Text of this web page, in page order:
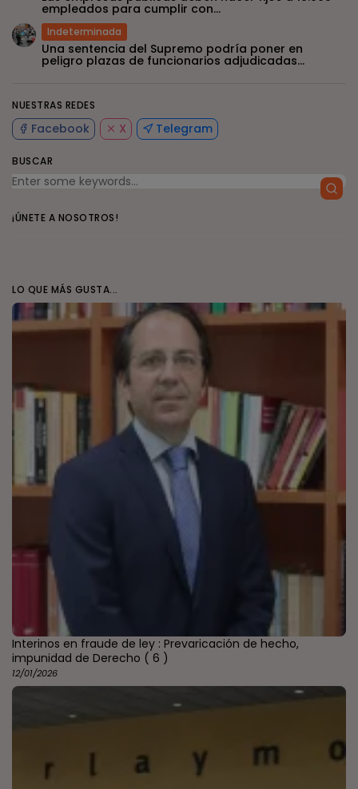
NUESTRAS REDES
Facebook X Telegram
BUSCAR
¡ÚNETE A NOSOTROS!
LO QUE MÁS GUSTA...
Interinos en fraude de ley : Prevaricación de hecho,
impunidad de Derecho ( 6 )
12/01/2026
empleados para cumplir con...
Indeterminada
Una sentencia del Supremo podría poner en
peligro plazas de funcionarios adjudicadas...